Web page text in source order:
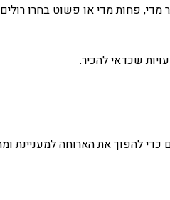
פחות מדי או פשוט בחרו
להפוך את הארוחה למעניינת